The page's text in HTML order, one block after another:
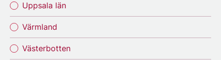
Uppsala län
Värmland
Västerbotten